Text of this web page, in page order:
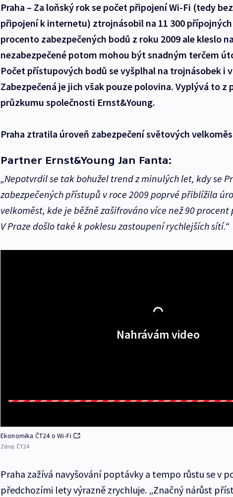
Praha – Za loňský rok se počet připojení Wi-Fi (tedy
připojení k internetu) ztrojnásobil na 11 300
procento zabezpečených bodů z roku 2009 ale kleslo
nezabezpečené potom mohou být snadným terčem
Počet přístupových bodů se vyšplhal na trojnásobek i
Zabezpečená je jich však pouze polovina. Vyplývá to z
průzkumu společnosti Ernst&Young.
Praha ztratila úroveň zabezpečení světových
Partner Ernst&Young Jan Fanta:
„Nepotvrdil se tak bohužel trend z minulých let, kdy se
zabezpečených přístupů v roce 2009 poprvé přiblížila
velkoměst, kde je běžně zašifrováno více než 90
V Praze došlo také k poklesu zastoupení rychlejších sítí.“
Nahrávám video
Ekonomika ČT24 o Wi-Fi
Zdroj: ČT24
Praha zažívá navyšování poptávky a tempo růstu se v
předchozími lety výrazně zrychluje. „Značný nárůst